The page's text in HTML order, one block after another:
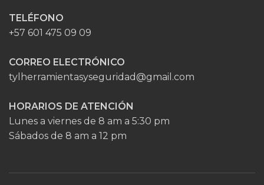
TELÉFONO
+57 601 475 09 09
CORREO ELECTRÓNICO
tylherramientasyseguridad@gmail.com
HORARIOS DE ATENCIÓN
Lunes a viernes de 8 am a 5:30 pm
Sábados de 8 am a 12 pm